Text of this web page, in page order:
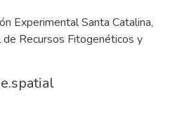
Experimental Santa Catalina,
Recursos Fitogenéticos y